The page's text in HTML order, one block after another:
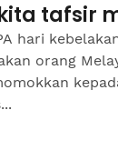
tafsir
hari
orang